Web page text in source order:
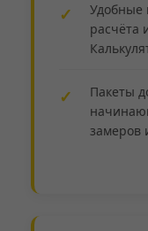
Удобные
расчёта
Пакеты
замеров